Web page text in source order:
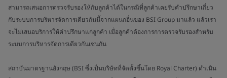
สามารถเสนอการตรวจรับรองให้กับลูกค้าได้ในกรณีที่ลูกค้าเคยรับคำปรึกษาเกี่ยว
กับระบบการบริหารจัดการเดียวกันนี้จากแผนกอื่นของ BSI Group มาแล้ว แล้วเรา
จะไม่เสนอบริการให้คำปรึกษาแก่ลูกค้า เมื่อลูกค้าต้องการการตรวจรับรองสำหรับ
ระบบการบริหารจัดการเดียวกันเช่นกัน
สถาบันมาตรฐานอังกฤษ (BSI ซึ่งเป็นบริษัทที่จัดตั้งขึ้นโดย Royal Charter) ดำเนิน